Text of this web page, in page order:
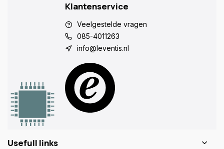
Klantenservice
Veelgestelde vragen
085-4011263
info@leventis.nl
Usefull links